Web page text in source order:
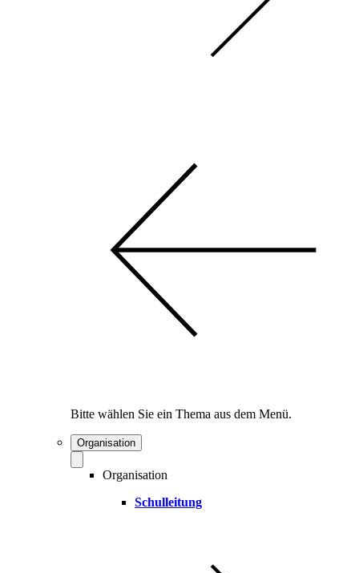
Bitte wählen Sie ein Thema aus dem Menü.
Organisation
Organisation
Schulleitung